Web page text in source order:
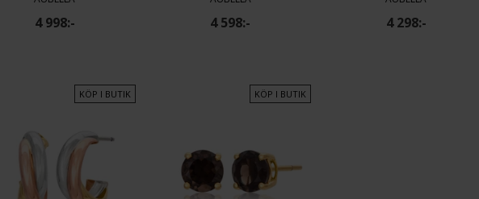
4 998:- 4 598:- 4 298:-
KÖP I BUTIK KÖP I BUTIK